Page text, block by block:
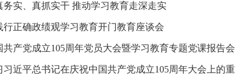
实、真抓实干 推动学习教育走深走实
正确政绩观学习教育开门教育座谈会
产党成立105周年党员大会暨学习教育专题党课报告会